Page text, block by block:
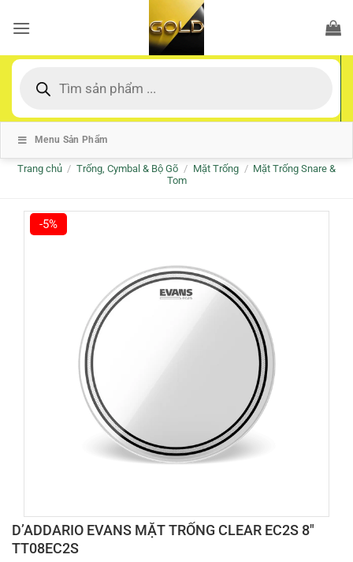
qua
dung
kiếm
Menu Sản Phẩm
Trang chủ / Trống, Cymbal & Bộ Gõ / Mặt Trống / Mặt Trống Snare &
Tom
-5%
D’ADDARIO EVANS MẶT TRỐNG CLEAR EC2S 8″
TT08EC2S